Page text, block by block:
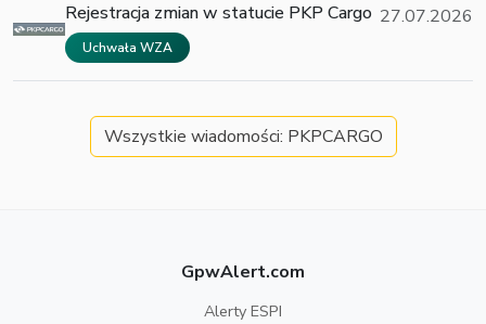
Rejestracja zmian w statucie PKP Cargo
Uchwała WZA
27.07.2026
Wszystkie wiadomości: PKPCARGO
GpwAlert.com
Alerty ESPI